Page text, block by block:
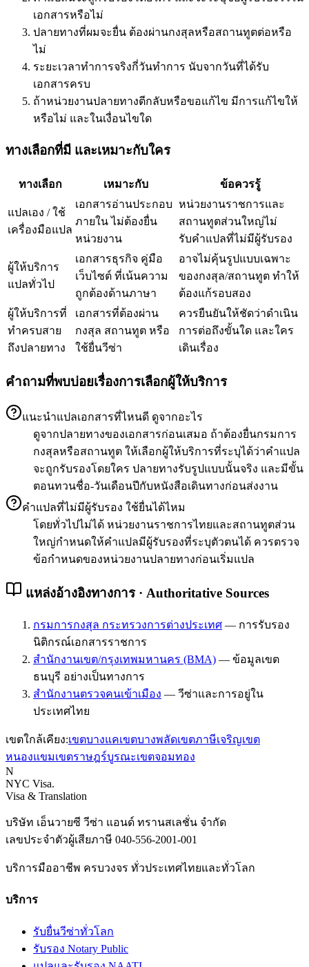
เอกสารหรือไม่
ปลายทางที่ผมจะยื่น ต้องผ่านกงสุลหรือสถานทูตต่อหรือ
ไม่
ระยะเวลาทำการจริงกี่วันทำการ นับจากวันที่ได้รับ
เอกสารครบ
ถ้าหน่วยงานปลายทางตีกลับหรือขอแก้ไข มีการแก้ไขให้
หรือไม่ และในเงื่อนไขใด
ทางเลือกที่มี และเหมาะกับใคร
ทางเลือก เหมาะกับ ข้อควรรู้
แปลเอง / ใช้
เครื่องมือแปล
เอกสารอ่านประกอบ
ภายใน ไม่ต้องยื่น
หน่วยงาน
หน่วยงานราชการและ
สถานทูตส่วนใหญ่ไม่
รับคำแปลที่ไม่มีผู้รับรอง
ผู้ให้บริการ
แปลทั่วไป
เอกสารธุรกิจ คู่มือ
เว็บไซต์ ที่เน้นความ
ถูกต้องด้านภาษา
อาจไม่คุ้นรูปแบบเฉพาะ
ของกงสุล/สถานทูต ทำให้
ต้องแก้รอบสอง
ผู้ให้บริการที่
ทำครบสาย
ถึงปลายทาง
เอกสารที่ต้องผ่าน
กงสุล สถานทูต หรือ
ใช้ยื่นวีซ่า
ควรยืนยันให้ชัดว่าดำเนิน
การต่อถึงขั้นใด และใคร
เดินเรื่อง
คำถามที่พบบ่อยเรื่องการเลือกผู้ให้บริการ
แนะนำแปลเอกสารที่ไหนดี ดูจากอะไร
ดูจากปลายทางของเอกสารก่อนเสมอ ถ้าต้องยื่นกรมการ
กงสุลหรือสถานทูต ให้เลือกผู้ให้บริการที่ระบุได้ว่าคำแปล
จะถูกรับรองโดยใคร ปลายทางรับรูปแบบนั้นจริง และมีขั้น
ตอนทวนชื่อ-วันเดือนปีกับหนังสือเดินทางก่อนส่งงาน
คำแปลที่ไม่มีผู้รับรอง ใช้ยื่นได้ไหม
โดยทั่วไปไม่ได้ หน่วยงานราชการไทยและสถานทูตส่วน
ใหญ่กำหนดให้คำแปลมีผู้รับรองที่ระบุตัวตนได้ ควรตรวจ
ข้อกำหนดของหน่วยงานปลายทางก่อนเริ่มแปล
แหล่งอ้างอิงทางการ · Authoritative Sources
กรมการกงสุล กระทรวงการต่างประเทศ — การรับรอง
นิติกรณ์เอกสารราชการ
สำนักงานเขต/กรุงเทพมหานคร (BMA) — ข้อมูลเขต
ธนบุรี อย่างเป็นทางการ
สำนักงานตรวจคนเข้าเมือง — วีซ่าและการอยู่ใน
ประเทศไทย
เขตใกล้เคียง:เขตบางแคเขตบางพลัดเขตภาษีเจริญเขต
หนองแขมเขตราษฎร์บูรณะเขตจอมทอง
N
NYC Visa.
Visa & Translation
บริษัท เอ็นวายซี วีซ่า แอนด์ ทรานสเลชั่น จำกัด
เลขประจำตัวผู้เสียภาษี 040-556-2001-001
บริการมืออาชีพ ครบวงจร ทั่วประเทศไทยและทั่วโลก
บริการ
รับยื่นวีซ่าทั่วโลก
รับรอง Notary Public